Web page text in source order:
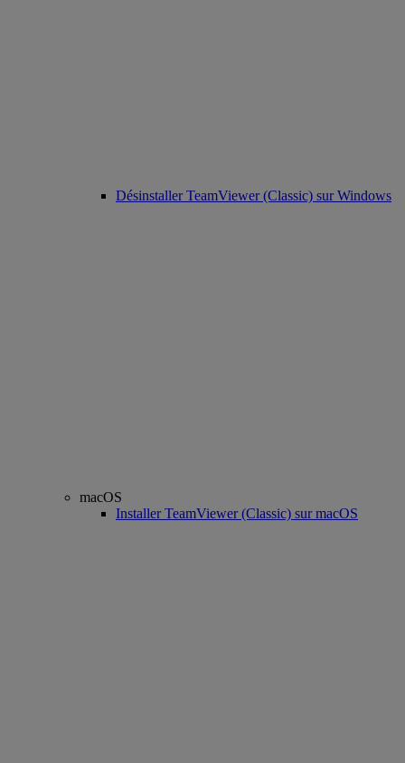
Désinstaller TeamViewer (Classic) sur Windows
macOS
Installer TeamViewer (Classic) sur macOS